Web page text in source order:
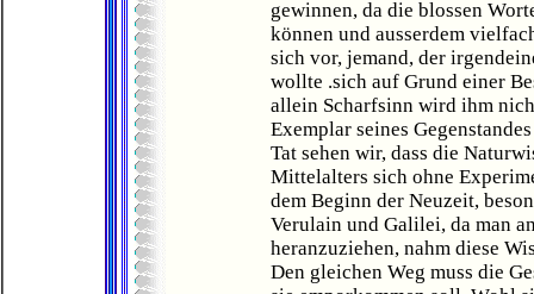
gewinnen, da die blossen
können und ausserdem
sich vor, jemand, der
wollte .sich auf Grund einer
allein Scharfsinn wird ihm
Exemplar seines
Tat sehen wir, dass die
Mittelalters sich ohne
dem Beginn der Neuzeit,
Verulain und Galilei, da man
heranzuziehen, nahm diese
Den gleichen Weg muss die